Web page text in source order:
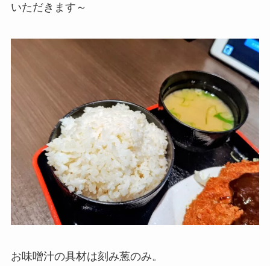
いただきます～
お味噌汁の具材は刻み葱のみ。